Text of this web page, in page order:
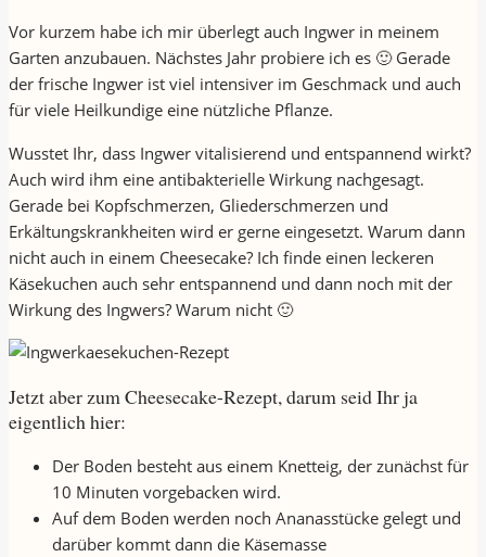
Vor kurzem habe ich mir überlegt auch Ingwer in meinem
Garten anzubauen. Nächstes Jahr probiere ich es 🙂 Gerade
der frische Ingwer ist viel intensiver im Geschmack und auch
für viele Heilkundige eine nützliche Pflanze.
Wusstet Ihr, dass Ingwer vitalisierend und entspannend wirkt?
Auch wird ihm eine antibakterielle Wirkung nachgesagt.
Gerade bei Kopfschmerzen, Gliederschmerzen und
Erkältungskrankheiten wird er gerne eingesetzt. Warum dann
nicht auch in einem Cheesecake? Ich finde einen leckeren
Käsekuchen auch sehr entspannend und dann noch mit der
Wirkung des Ingwers? Warum nicht 🙂
Jetzt aber zum Cheesecake-Rezept, darum seid Ihr ja
eigentlich hier:
Der Boden besteht aus einem Knetteig, der zunächst für
10 Minuten vorgebacken wird.
Auf dem Boden werden noch Ananasstücke gelegt und
darüber kommt dann die Käsemasse